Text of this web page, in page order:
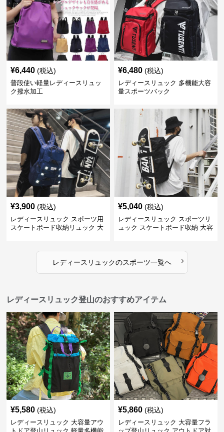
¥6,440 (税込)
普段使い軽量レディースリュッ
ク撥水加工
¥6,480 (税込)
レディースリュック 多機能大容
量スポーツバック
¥3,900 (税込)
レディースリュック スポーツ用
スケートボード収納リュック 大
¥5,040 (税込)
レディースリュック スポーツリ
ュック スケートボード収納 大容
レディースリュックのスポーツ一覧へ ›
レディースリュック登山のおすすめアイテム
¥5,580 (税込)
レディースリュック 大容量アウ
¥5,860 (税込)
レディースリュック 大容量フラ